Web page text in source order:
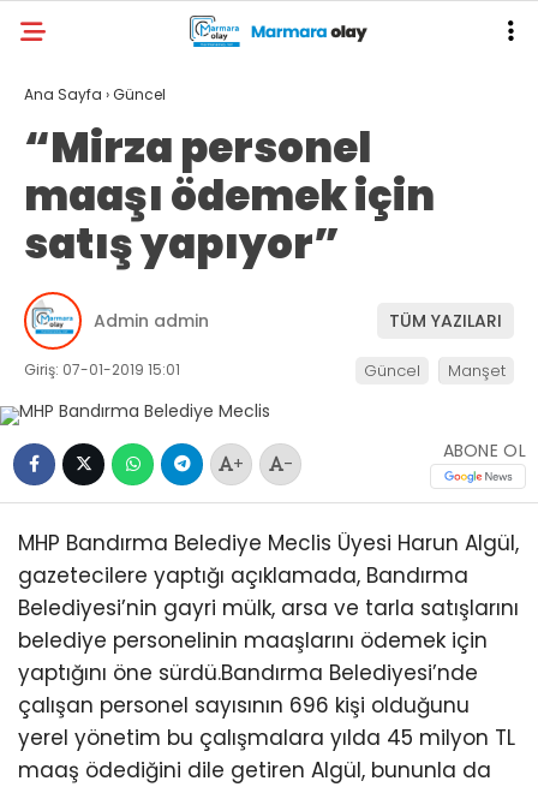
Ana Sayfa ›Güncel
“Mirza personel
maaşı ödemek için
satış yapıyor”
Admin admin TÜM YAZILARI
Giriş: 07-01-2019 15:01 Güncel Manşet
+ -
ABONE OL
MHP Bandırma Belediye Meclis Üyesi Harun Algül,
gazetecilere yaptığı açıklamada, Bandırma
Belediyesi’nin gayri mülk, arsa ve tarla satışlarını
belediye personelinin maaşlarını ödemek için
yaptığını öne sürdü.Bandırma Belediyesi’nde
çalışan personel sayısının 696 kişi olduğunu
yerel yönetim bu çalışmalara yılda 45 milyon TL
maaş ödediğini dile getiren Algül, bununla da